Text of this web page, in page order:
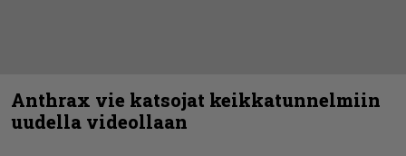
Anthrax vie katsojat keikkatunnelmiin
uudella videollaan